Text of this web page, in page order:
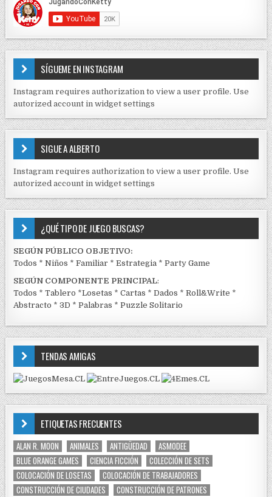
r
a
d
E
C
N
T
I
D
S
E
J
C
K
SÍGUEME EN INSTAGRAM
Instagram requires authorization to view a user profile. Use
autorized account in widget settings
SIGUE A ALBERTO
Instagram requires authorization to view a user profile. Use
autorized account in widget settings
¿QUÉ TIPO DE JUEGO BUSCAS?
SEGÚN PÚBLICO OBJETIVO:
Todos *Niños *Familiar *Estrategia *Party Game
SEGÚN COMPONENTE PRINCIPAL:
Todos *Tablero *Losetas *Cartas *Dados *Roll&Write *
Abstracto *3D *Palabras *Puzzle Solitario
TENDAS AMIGAS
ETIQUETAS FRECUENTES
ALAN R. MOON ANIMALES ANTIGÜEDAD
ASMODEE
BLUE ORANGE GAMES
CIENCIA FICCIÓN
COLECCIÓN DE SETS
COLOCACIÓN DE LOSETAS
COLOCACIÓN DE TRABAJADORES
CONSTRUCCIÓN DE CIUDADES
CONSTRUCCIÓN DE PATRONES